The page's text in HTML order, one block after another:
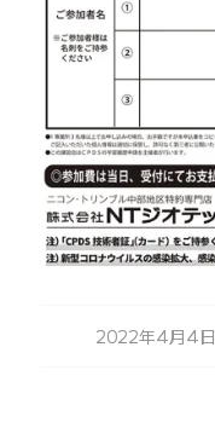
2022年4月4日
/